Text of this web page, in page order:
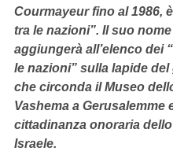
Courmayeur fino al 1986,
tra le nazioni”. Il suo
aggiungerà all’elenco dei
le nazioni” sulla lapide
che circonda il Museo
Vashema a Gerusalemme
cittadinanza onoraria
Israele.